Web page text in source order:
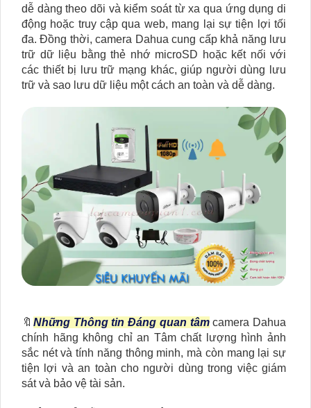
dễ dàng theo dõi và kiểm soát từ xa qua ứng dụng di
động hoặc truy cập qua web, mang lại sự tiện lợi tối
đa. Đồng thời, camera Dahua cung cấp khả năng lưu
trữ dữ liệu bằng thẻ nhớ microSD hoặc kết nối với
các thiết bị lưu trữ mạng khác, giúp người dùng lưu
trữ và sao lưu dữ liệu một cách an toàn và dễ dàng.
🔖 Những Thông tin Đáng quan tâmcamera Dahua
chính hãng không chỉ an Tâm chất lượng hình ảnh
sắc nét và tính năng thông minh, mà còn mang lại sự
tiện lợi và an toàn cho người dùng trong việc giám
sát và bảo vệ tài sản.